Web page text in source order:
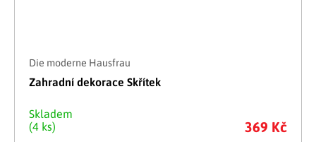
Die moderne Hausfrau
Zahradní dekorace Skřítek
Skladem
(4 ks)
369 Kč